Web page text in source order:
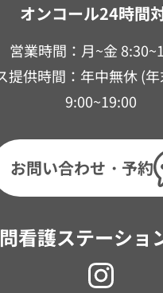
看護ステーショ
オンコール24時間
営業時間：月~金
提供時間：年中無休 (
9:00~19:00
お問い合わせ・予約